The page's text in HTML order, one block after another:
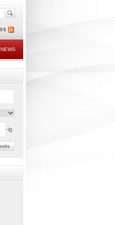
NEWS
-ig